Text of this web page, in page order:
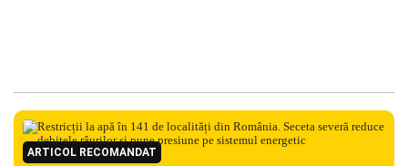
ARTICOL RECOMANDAT